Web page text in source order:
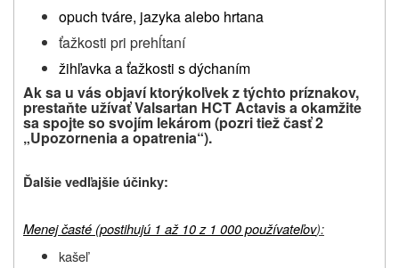
opuch tváre, jazyka alebo hrtana
ťažkosti pri prehĺtaní
žihľavka a ťažkosti s dýchaním
Ak sa u vás objaví ktorýkoľvek z týchto príznakov,
prestaňte užívať Valsartan HCT Actavis a okamžite
sa spojte so svojím lekárom (pozri tiež časť 2
„Upozornenia a opatrenia“).
Ďalšie vedľajšie účinky:
Menej časté (postihujú 1 až 10 z 1 000 používateľov):
kašeľ